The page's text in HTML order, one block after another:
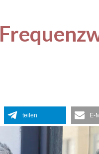
teilen E-